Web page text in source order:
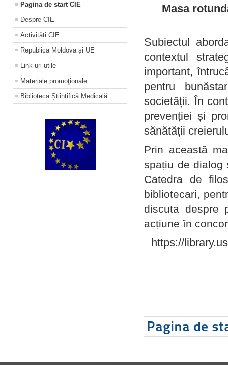
Pagina de start CIE
Despre CIE
Activități CIE
Republica Moldova și UE
Link-uri utile
Materiale promoţionale
Biblioteca Științifică Medicală
Masa
Subiectul
contextul
important,
pentru
societății. În
prevenției și
sănătății
Prin această
spațiu de dialog
Catedra de
bibliotecari,
discuta despre
acțiune în
https://
Pagina de